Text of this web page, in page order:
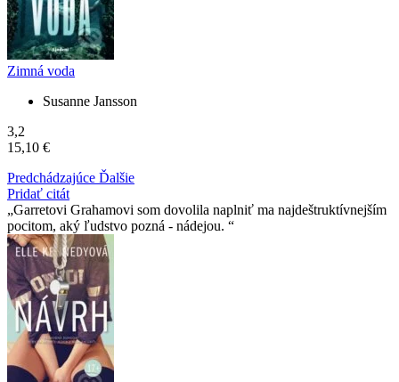
Zimná voda
Susanne Jansson
3,2
15,10 €
Predchádzajúce Ďalšie
Pridať citát
Garretovi Grahamovi som dovolila naplniť ma najdeštruktívnejším
pocitom, aký ľudstvo pozná - nádejou.